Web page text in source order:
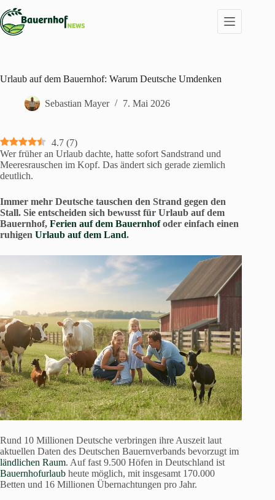
Inhalt
springen
Urlaub auf dem Bauernhof: Warum Deutsche Umdenken
Sebastian Mayer 7. Mai 2026
4.7 (7)
Wer früher an Urlaub dachte, hatte sofort Sandstrand und
Meeresrauschen im Kopf. Das ändert sich gerade ziemlich
deutlich.
Immer mehr Deutsche tauschen den Strand gegen den
Stall. Sie entscheiden sich bewusst für Urlaub auf dem
Bauernhof, Ferien auf dem Bauernhofoder einfach einen
ruhigen Urlaub auf dem Land.
Rund 10 Millionen Deutsche verbringen ihre Auszeit laut
aktuellen Daten des Deutschen Bauernverbands bevorzugt im
ländlichen Raum. Auf fast 9.500 Höfen in Deutschland ist
Bauernhofurlaub heute möglich, mit insgesamt 170.000
Betten und 16 Millionen Übernachtungen pro Jahr.